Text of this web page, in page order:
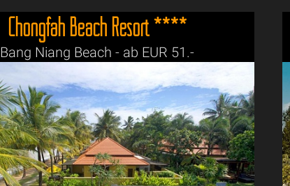
Chongfah Beach Resort ****
Bang Niang Beach - ab EUR 51.-